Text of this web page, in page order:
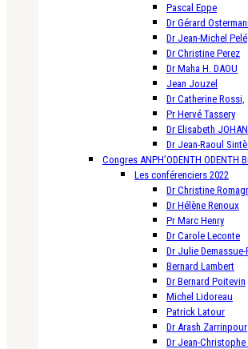
Pascal Eppe
Dr Gérard
Dr Jean-Michel Pelé
Dr Christine Perez
Dr Maha H. DAOU
Jean Jouzel
Dr Catherine Rossi,
Pr Hervé Tassery
Dr Elisabeth
Dr Jean-Raoul
Congres ANPH’ODENTH ODENTH
Les conférenciers 2022
Dr Christine
Dr Hélène Renoux
Pr Marc Henry
Dr Carole Leconte
Dr Julie Demassue-
Bernard Lambert
Dr Bernard Poitevin
Michel Lidoreau
Patrick Latour
Dr Arash Zarrinpour
Dr Jean-